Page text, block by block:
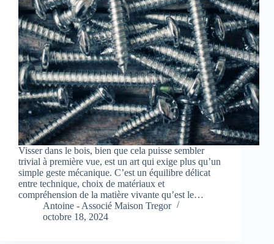
Visser dans le bois, bien que cela puisse sembler
trivial à première vue, est un art qui exige plus qu’un
simple geste mécanique. C’est un équilibre délicat
entre technique, choix de matériaux et
compréhension de la matière vivante qu’est le…
Antoine - Associé Maison Tregor
octobre 18, 2024